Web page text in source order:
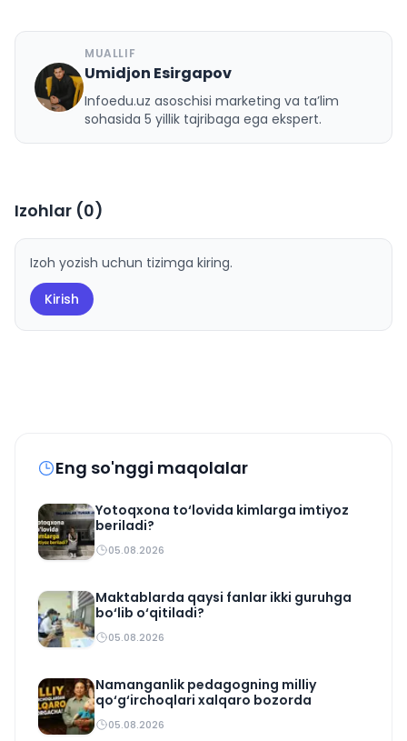
U
MUALLIF
Umidjon Esirgapov
Infoedu.uz asoschisi marketing va ta’lim
sohasida 5 yillik tajribaga ega ekspert.
Izohlar (0)
Izoh yozish uchun tizimga kiring.
Kirish
Eng so'nggi maqolalar
Yotoqxona to‘lovida kimlarga imtiyoz
beriladi?
05.08.2026
Maktablarda qaysi fanlar ikki guruhga
bo‘lib o‘qitiladi?
05.08.2026
Namanganlik pedagogning milliy
qo‘g‘irchoqlari xalqaro bozorda
05.08.2026